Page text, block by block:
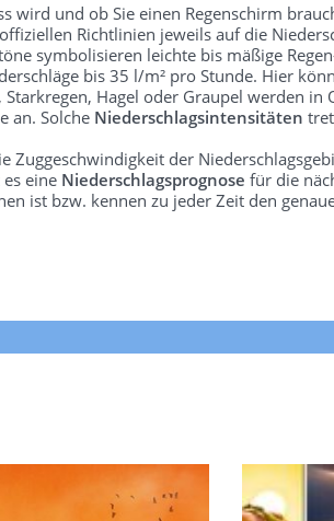
wird und ob Sie einen Regenschirm
Richtlinien jeweils auf die
symbolisieren leichte bis mäßige
bis 35 l/m² pro Stunde. Hier
Hagel oder Graupel werden
an. Solche Niederschlagsintensitäten
Zuggeschwindigkeit der
eine Niederschlagsprognose für die
ist bzw. kennen zu jeder Zeit den